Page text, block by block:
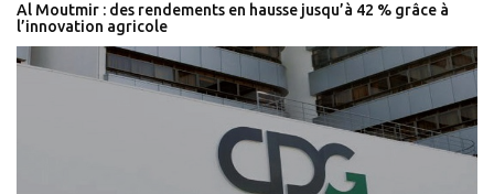
Al Moutmir : des rendements en hausse jusqu’à 42 % grâce à
l’innovation agricole